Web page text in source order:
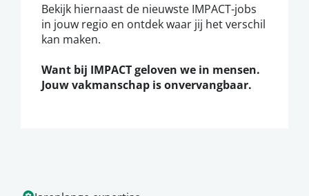
Bekijk hiernaast de nieuwste IMPACT-jobs
in jouw regio en ontdek waar jij het verschil
kan maken.
Want bij IMPACT geloven we in mensen.
Jouw vakmanschap is onvervangbaar.